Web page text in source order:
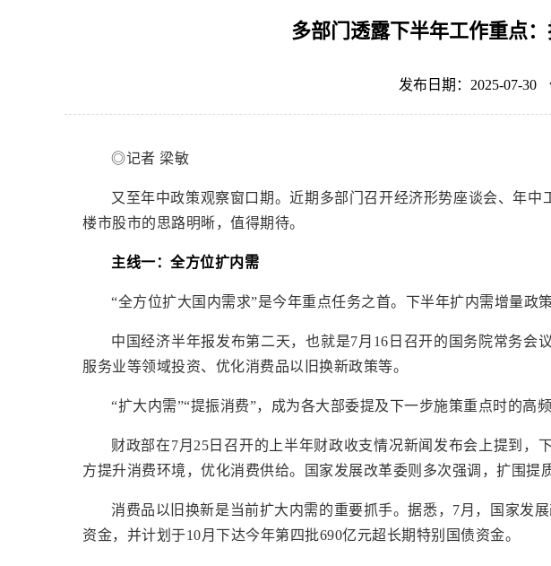
多部门透露下半年工作重点
发布日期：2025-07-30
◎记者 梁敏
又至年中政策观察窗口期。近期多部门召开经济形势座谈会、年
楼市股市的思路明晰，值得期待。
主线一：全方位扩内需
“全方位扩大国内需求”是今年重点任务之首。下半年扩内需增量政
中国经济半年报发布第二天，也就是7月16日召开的国务院常务
服务业等领域投资、优化消费品以旧换新政策等。
“扩大内需”“提振消费”，成为各大部委提及下一步施策重点时的高频
财政部在7月25日召开的上半年财政收支情况新闻发布会上提到
方提升消费环境，优化消费供给。国家发展改革委则多次强调，扩围提
消费品以旧换新是当前扩大内需的重要抓手。据悉，7月，国家发
资金，并计划于10月下达今年第四批690亿元超长期特别国债资金。